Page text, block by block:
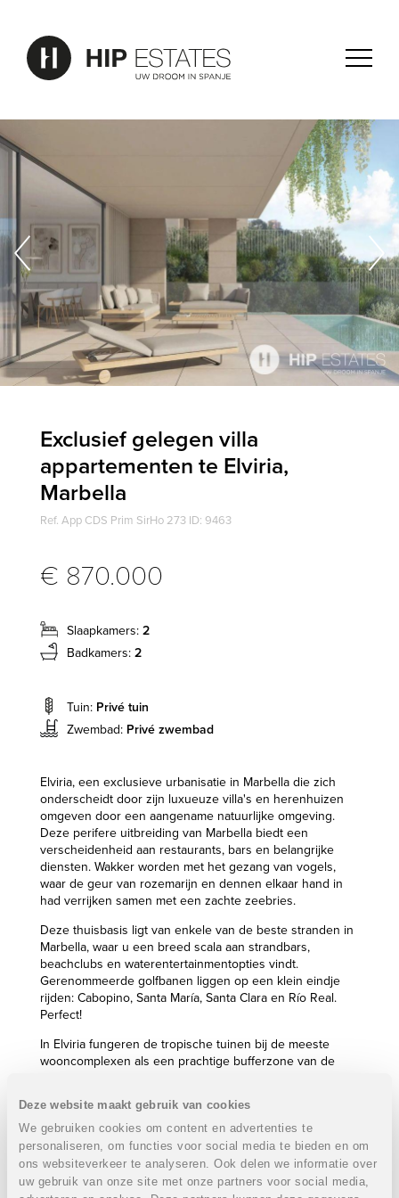
Deze website maakt gebruik van cookies
We gebruiken cookies om content en advertenties te
personaliseren, om functies voor social media te bieden en om
ons websiteverkeer te analyseren. Ook delen we informatie over
uw gebruik van onze site met onze partners voor social media,
Exclusief gelegen villa
appartementen te Elviria,
Marbella
Ref. App CDS Prim SirHo 273 ID: 9463
€ 870.000
Slaapkamers: 2
Badkamers: 2
Tuin: Privé tuin
Zwembad: Privé zwembad
Elviria, een exclusieve urbanisatie in Marbella die zich
onderscheidt door zijn luxueuze villa's en herenhuizen
omgeven door een aangename natuurlijke omgeving.
Deze perifere uitbreiding van Marbella biedt een
verscheidenheid aan restaurants, bars en belangrijke
diensten. Wakker worden met het gezang van vogels,
waar de geur van rozemarijn en dennen elkaar hand in
had verrijken samen met een zachte zeebries.
Deze thuisbasis ligt van enkele van de beste stranden in
Marbella, waar u een breed scala aan strandbars,
beachclubs en waterentertainmentopties vindt.
Gerenommeerde golfbanen liggen op een klein eindje
rijden: Cabopino, Santa María, Santa Clara en Río Real.
Perfect!
In Elviria fungeren de tropische tuinen bij de meeste
wooncomplexen als een prachtige bufferzone van de
21 exclusieve villa appartementen genesteld over 7
kleinschalige gebouwen omgeven door tropische
tuinen:
2 of 3 Slaapkamers